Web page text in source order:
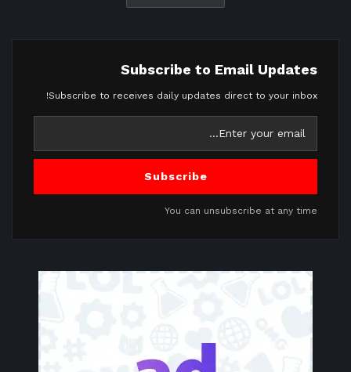
Subscribe to Email Updates
Subscribe to receives daily updates direct to your inbox!
Subscribe
You can unsubscribe at any time